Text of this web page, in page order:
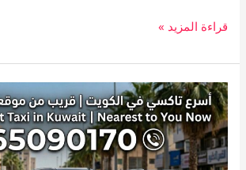
قراءة المزيد »
تاكسي
قريب
من
موقعي